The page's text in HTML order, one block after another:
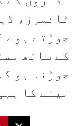
ٹائمرز،
جوڑتے ہوے
کے ساتھ
جوڑنا ہو
لینے کا